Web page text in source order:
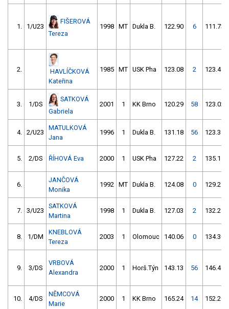
1. 1/U23
FIŠEROVÁ
Tereza
1998 MT Dukla B. 122.90 6 111.73
2.
HAVLÍČKOVÁ
Kateřina
1985 MT USK Pha 123.08 2 123.45
3. 1/DS
SATKOVÁ
Gabriela
2001 1 KK Brno 120.29 58 123.02
4. 2/U23
MATULKOVÁ
Jana
1996 1 Dukla B. 131.18 56 123.39
5. 2/DS ŘÍHOVÁ Eva 2000 1 USK Pha 127.22 2 135.11
6.
JANČOVÁ
Monika
1992 MT Dukla B. 124.08 0 129.27
7. 3/U23
SATKOVÁ
Martina
1998 1 Dukla B. 127.03 2 132.28
8. 1/DM
KNEBLOVÁ
Tereza
2003 1 Olomouc 140.06 0 134.30
9. 3/DS
VRBOVÁ
Alexandra
2000 1 Horš.Týn 143.13 56 146.41
10. 4/DS
NĚMCOVÁ
Marie
2000 1 KK Brno 165.24 14 152.20